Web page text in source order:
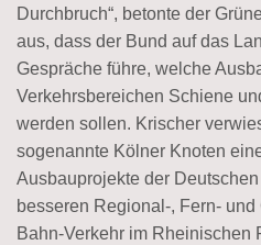
Durchbruch“, betonte der
aus, dass der Bund auf das
Gespräche führe, welche
Verkehrsbereichen Schiene
werden sollen. Krischer
sogenannte Kölner Knoten
Ausbauprojekte der
besseren Regional-, Fern-
Bahn-Verkehr im Rheinischen